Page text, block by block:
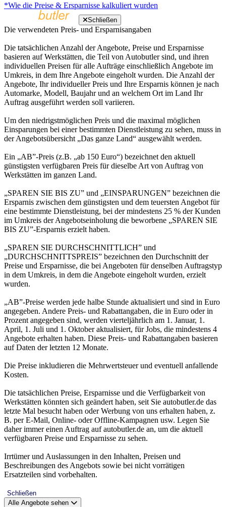
*Wie die Preise & Ersparnisse kalkuliert wurden
Schließen
Die verwendeten Preis- und Ersparnisangaben
Die tatsächlichen Anzahl der Angebote, Preise und Ersparnisse
basieren auf Werkstätten, die Teil von Autobutler sind, und ihren
individuellen Preisen für alle Aufträge einschließlich Angebote im
Umkreis, in dem Ihre Angebote eingeholt wurden. Die Anzahl der
Angebote, Ihr individueller Preis und Ihre Ersparnis können je nach
Automarke, Modell, Baujahr und an welchem Ort im Land Ihr
Auftrag ausgeführt werden soll variieren.
Um den niedrigstmöglichen Preis und die maximal möglichen
Einsparungen bei einer bestimmten Dienstleistung zu sehen, muss in
der Angebotsübersicht „Das ganze Land“ ausgewählt werden.
Ein „AB”-Preis (z.B. „ab 150 Euro“) bezeichnet den aktuell
günstigsten verfügbaren Preis für dieselbe Art von Auftrag von
Werkstätten im ganzen Land.
„SPAREN SIE BIS ZU” und „EINSPARUNGEN” bezeichnen die
Ersparnis zwischen dem günstigsten und dem teuersten Angebot für
eine bestimmte Dienstleistung, bei der mindestens 25 % der Kunden
im Umkreis der Angebotseinholung die beworbene „SPAREN SIE
BIS ZU”-Ersparnis erzielt haben.
„SPAREN SIE DURCHSCHNITTLICH” und
„DURCHSCHNITTSPREIS” bezeichnen den Durchschnitt der
Preise und Ersparnisse, die bei Angeboten für denselben Auftragstyp
in dem Umkreis, in dem die Angebote eingeholt wurden, erzielt
wurden.
„AB”-Preise werden jede halbe Stunde aktualisiert und sind in Euro
angegeben. Andere Preis- und Rabattangaben, die in Euro oder in
Prozent angegeben sind, werden vierteljährlich am 1. Januar, 1.
April, 1. Juli und 1. Oktober aktualisiert, für Jobs, die mindestens 4
Angebote erhalten haben. Diese Preis- und Rabattangaben basieren
auf Daten der letzten 12 Monate.
Die Preise inkludieren die Mehrwertsteuer und eventuell anfallende
Kosten.
Die tatsächlichen Preise, Ersparnisse und die Verfügbarkeit von
Werkstätten könnten sich geändert haben, seit Sie autobutler.de das
letzte Mal besucht haben oder Werbung von uns erhalten haben, z.
B. per E-Mail, Online- oder Offline-Kampagnen usw. Legen Sie
daher immer einen Auftrag auf autobutler.de an, um die aktuell
verfügbaren Preise und Ersparnisse zu sehen.
Irrtümer und Auslassungen in den Inhalten, Preisen und
Beschreibungen des Angebots sowie bei nicht vorrätigen
Ersatzteilen sind vorbehalten.
Schließen
Alle Angebote sehen